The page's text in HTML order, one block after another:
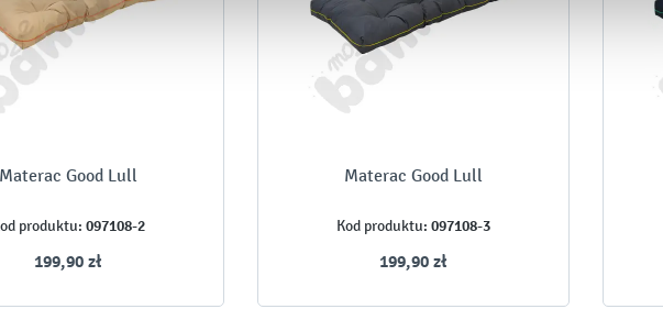
Materac Good Lull
produktu: 097108-2
199,90 zł
Materac Good Lull
Kod produktu: 097108-3
199,90 zł